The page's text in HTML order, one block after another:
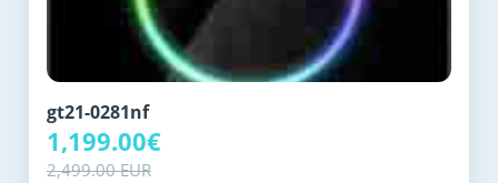
gt21-0281nf
1,199.00€
2,499.00 EUR